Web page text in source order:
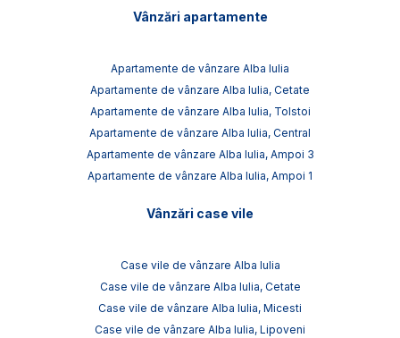
Vânzări apartamente
Apartamente de vânzare Alba Iulia
Apartamente de vânzare Alba Iulia, Cetate
Apartamente de vânzare Alba Iulia, Tolstoi
Apartamente de vânzare Alba Iulia, Central
Apartamente de vânzare Alba Iulia, Ampoi 3
Apartamente de vânzare Alba Iulia, Ampoi 1
Vânzări case vile
Case vile de vânzare Alba Iulia
Case vile de vânzare Alba Iulia, Cetate
Case vile de vânzare Alba Iulia, Micesti
Case vile de vânzare Alba Iulia, Lipoveni